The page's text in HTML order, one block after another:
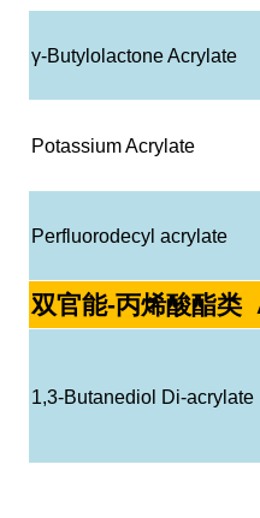
γ-Butylolactone Acrylate
Potassium Acrylate
Perfluorodecyl acrylate
双官能-丙烯酸酯类
1,3-Butanediol Di-acrylate